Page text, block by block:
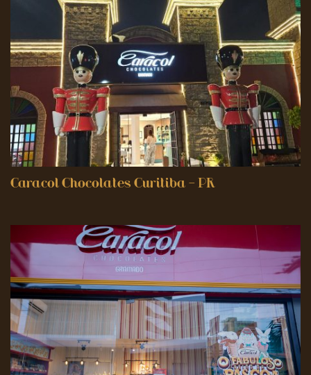
Caracol Chocolates Curitiba – PR